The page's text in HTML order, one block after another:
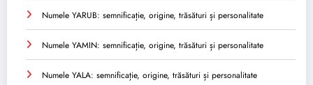
Numele YARUB: semnificație, origine, trăsături și personalitate
Numele YAMIN: semnificație, origine, trăsături și personalitate
Numele YALA: semnificație, origine, trăsături și personalitate